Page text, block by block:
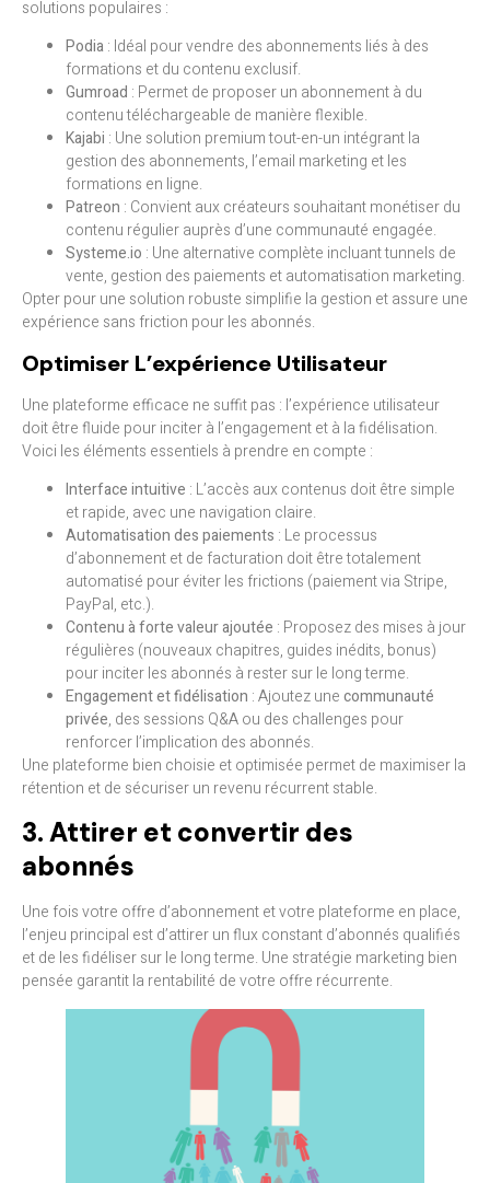
solutions populaires :
Podia: Idéal pour vendre des abonnements liés à des
formations et du contenu exclusif.
Gumroad : Permet de proposer un abonnement à du
contenu téléchargeable de manière flexible.
Kajabi : Une solution premium tout-en-un intégrant la
gestion des abonnements, l’email marketing et les
formations en ligne.
Patreon : Convient aux créateurs souhaitant monétiser du
contenu régulier auprès d’une communauté engagée.
Systeme.io : Une alternative complète incluant tunnels de
vente, gestion des paiements et automatisation marketing.
Opter pour une solution robuste simplifie la gestion et assure une
expérience sans friction pour les abonnés.
Optimiser L’expérience Utilisateur
Une plateforme efficace ne suffit pas : l’expérience utilisateur
doit être fluide pour inciter à l’engagement et à la fidélisation.
Voici les éléments essentiels à prendre en compte :
Interface intuitive : L’accès aux contenus doit être simple
et rapide, avec une navigation claire.
Automatisation des paiements : Le processus
d’abonnement et de facturation doit être totalement
automatisé pour éviter les frictions (paiement via Stripe,
PayPal, etc.).
Contenu à forte valeur ajoutée : Proposez des mises à jour
régulières (nouveaux chapitres, guides inédits, bonus)
pour inciter les abonnés à rester sur le long terme.
Engagement et fidélisation : Ajoutez unecommunauté
privée, des sessions Q&A ou des challenges pour
renforcer l’implication des abonnés.
Une plateforme bien choisie et optimisée permet de maximiser la
rétention et de sécuriser un revenu récurrent stable.
3. Attirer et convertir des
abonnés
Une fois votre offre d’abonnement et votre plateforme en place,
l’enjeu principal est d’attirer un flux constant d’abonnés qualifiés
et de les fidéliser sur le long terme. Une stratégie marketing bien
pensée garantit la rentabilité de votre offre récurrente.